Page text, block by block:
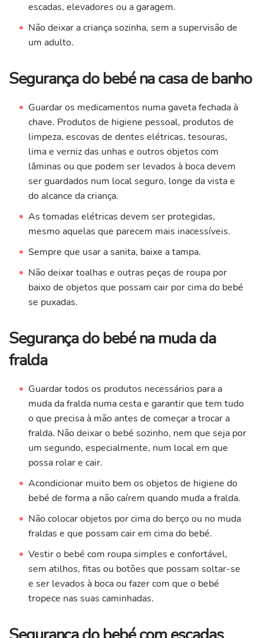
escadas, elevadores ou a garagem.
Não deixar a criança sozinha, sem a supervisão de
um adulto.
Segurança do bebé na casa de banho
Guardar os medicamentos numa gaveta fechada à
chave. Produtos de higiene pessoal, produtos de
limpeza, escovas de dentes elétricas, tesouras,
lima e verniz das unhas e outros objetos com
lâminas ou que podem ser levados à boca devem
ser guardados num local seguro, longe da vista e
do alcance da criança.
As tomadas elétricas devem ser protegidas,
mesmo aquelas que parecem mais inacessíveis.
Sempre que usar a sanita, baixe a tampa.
Não deixar toalhas e outras peças de roupa por
baixo de objetos que possam cair por cima do bebé
se puxadas.
Segurança do bebé na muda da
fralda
Guardar todos os produtos necessários para a
muda da fralda numa cesta e garantir que tem tudo
o que precisa à mão antes de começar a trocar a
fralda. Não deixar o bebé sozinho, nem que seja por
um segundo, especialmente, num local em que
possa rolar e cair.
Acondicionar muito bem os objetos de higiene do
bebé de forma a não caírem quando muda a fralda.
Não colocar objetos por cima do berço ou no muda
fraldas e que possam cair em cima do bebé.
Vestir o bebé com roupa simples e confortável,
sem atilhos, fitas ou botões que possam soltar-se
e ser levados à boca ou fazer com que o bebé
tropece nas suas caminhadas.